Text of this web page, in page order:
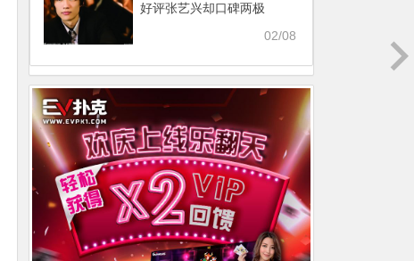
好评张艺兴却口碑两极
02/08